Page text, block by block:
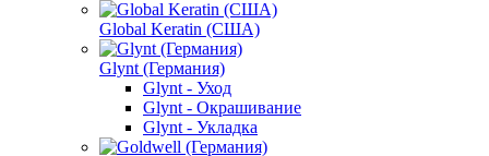
Global Keratin (США)
Glynt (Германия)
Glynt - Уход
Glynt - Окрашивание
Glynt - Укладка